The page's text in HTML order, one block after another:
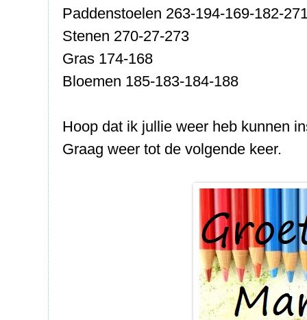
Paddenstoelen 263-194-169-182-
Stenen 270-27-273
Gras 174-168
Bloemen 185-183-184-188
Hoop dat ik jullie weer heb kunnen
Graag weer tot de volgende keer.